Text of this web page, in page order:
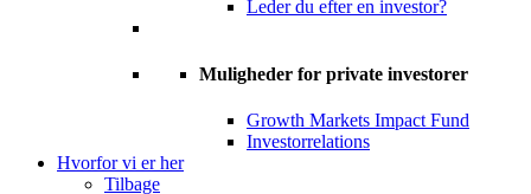
Leder du efter en investor?
Muligheder for private investorer
Growth Markets Impact Fund
Investorrelations
Hvorfor vi er her
Tilbage